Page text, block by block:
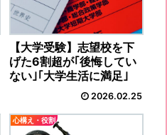
【大学受験】志望校を下
げた6割超が｢後悔してい
ない｣｢大学生活に満足｣
2026.02.25
心構え・役割